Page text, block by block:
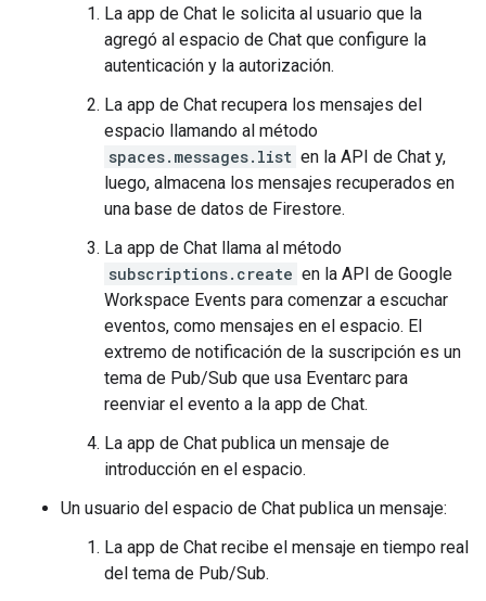
La app de Chat le solicita al usuario que la
agregó al espacio de Chat que configure la
autenticación y la autorización.
La app de Chat recupera los mensajes del
espacio llamando al método
spaces.messages.list en la API de Chat y,
luego, almacena los mensajes recuperados en
una base de datos de Firestore.
La app de Chat llama al método
subscriptions.create en la API de Google
Workspace Events para comenzar a escuchar
eventos, como mensajes en el espacio. El
extremo de notificación de la suscripción es un
tema de Pub/Sub que usa Eventarc para
reenviar el evento a la app de Chat.
La app de Chat publica un mensaje de
introducción en el espacio.
Un usuario del espacio de Chat publica un mensaje:
La app de Chat recibe el mensaje en tiempo real
del tema de Pub/Sub.